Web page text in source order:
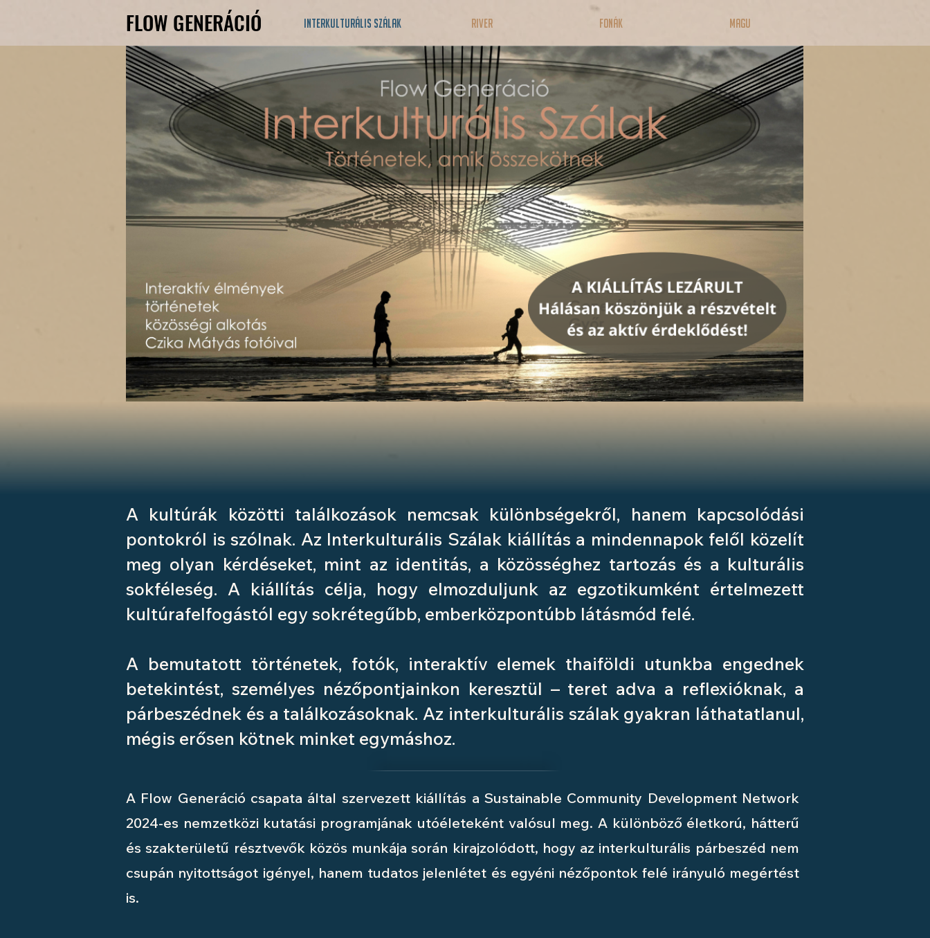
FLOW GENERÁCIÓ
FLOW GENERÁCIÓ Interkulturális Szálak RIVER Fonák MAGU
A kultúrák közötti találkozások nemcsak különbségekről, hanem kapcsolódási
pontokról is szólnak. Az Interkulturális Szálak kiállítás a mindennapok felől közelít
meg olyan kérdéseket, mint az identitás, a közösséghez tartozás és a kulturális
sokféleség. A kiállítás célja, hogy elmozduljunk az egzotikumként értelmezett
kultúrafelfogástól egy sokrétegűbb, emberközpontúbb látásmód felé.
A bemutatott történetek, fotók, interaktív elemek thaiföldi utunkba engednek
betekintést, személyes nézőpontjainkon keresztül – teret adva a reflexióknak, a
párbeszédnek és a találkozásoknak. Az interkulturális szálak gyakran láthatatlanul,
mégis erősen kötnek minket egymáshoz.
A Flow Generáció csapata által szervezett kiállítás a Sustainable Community Development Network
2024-es nemzetközi kutatási programjának utóéleteként valósul meg. A különböző életkorú, hátterű
és szakterületű résztvevők közös munkája során kirajzolódott, hogy az interkulturális párbeszéd nem
csupán nyitottságot igényel, hanem tudatos jelenlétet és egyéni nézőpontok felé irányuló megértést
is.